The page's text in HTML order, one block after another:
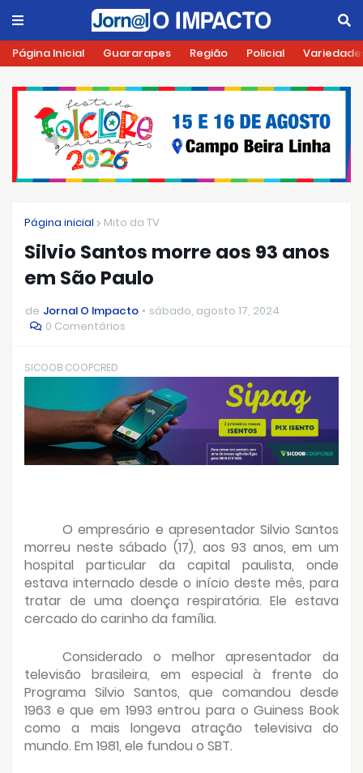
Página Inicial Guararapes Região Policial
Página inicial Mito da TV
Silvio Santos morre aos 93 anos
em São Paulo
de Jornal O Impacto
sábado, agosto 17, 2024
0 Comentários
SICOOB COOPCRED
O empresário e apresentador Silvio Santos
morreu neste sábado (17), aos 93 anos, em um
hospital particular da capital paulista, onde
estava internado desde o início deste mês, para
tratar de uma doença respiratória. Ele estava
cercado do carinho da família.
Considerado o melhor apresentador da
televisão brasileira, em especial à frente do
Programa Silvio Santos, que comandou desde
1963 e que em 1993 entrou para o Guiness Book
como a mais longeva atração televisiva do
mundo. Em 1981, ele fundou o SBT.